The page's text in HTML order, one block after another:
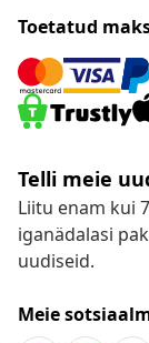
Toetatud
Telli meie
Liitu enam kui
iganädalasi
uudiseid.
Meie